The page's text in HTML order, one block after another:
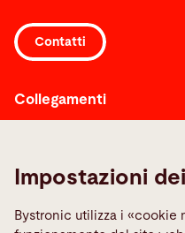
Contatti
Collegamenti
Contatta il service
Media Center
Impostazioni
Bystronic utilizza i «cookie